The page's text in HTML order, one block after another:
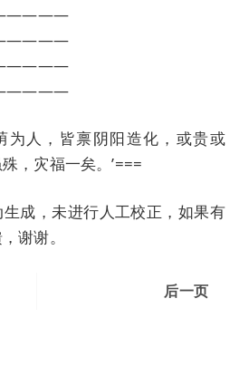
为人，皆禀阴阳造化，或贵或
，灾福一矣。’===
成，未进行人工校正，如果有
谢谢。
后一页